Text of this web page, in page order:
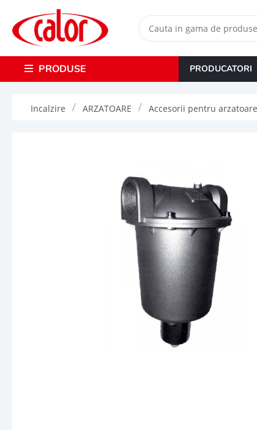
PRODUSE PRODUCATORI
Incalzire ARZATOARE Accesorii pentru arzatoare